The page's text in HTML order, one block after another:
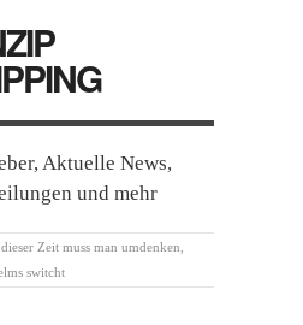
Aktuelle News,
und mehr
Zeit muss man umdenken,
switcht